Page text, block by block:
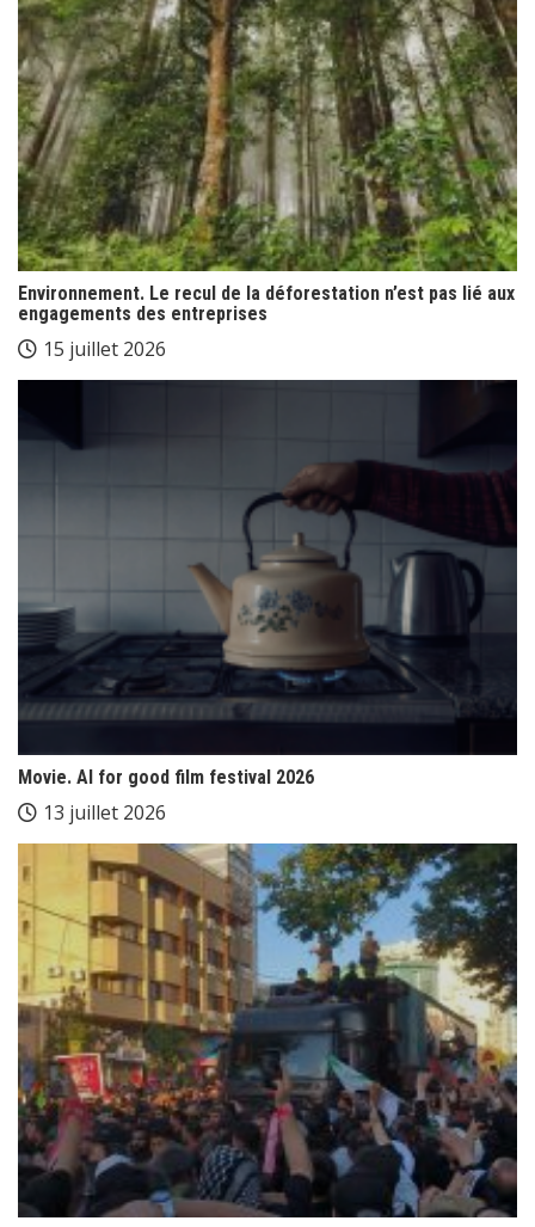
Environnement. Le recul de la déforestation n’est pas lié aux
engagements des entreprises
15 juillet 2026
Movie. AI for good film festival 2026
13 juillet 2026